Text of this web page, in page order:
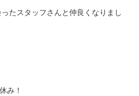
たスタッフさんと仲良くなりまし
み！